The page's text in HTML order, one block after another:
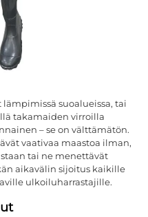
suoalueissa, tai
takamaiden virroilla
– se on välttämätön.
vaativaa maastoa ilman,
tai ne menettävät
aikavälin sijoitus kaikille
ulkoiluharrastajille.